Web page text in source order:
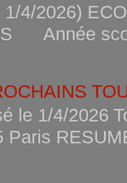
4/2026)
Année
le 1/4/2026